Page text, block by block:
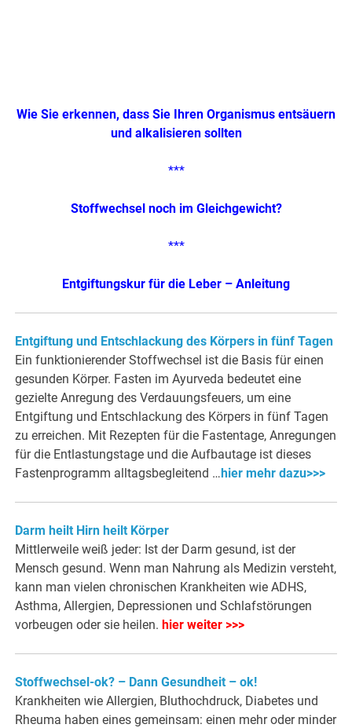
Wie Sie erkennen, dass Sie Ihren Organismus entsäuern
und alkalisieren sollten
***
Stoffwechsel noch im Gleichgewicht?
***
Entgiftungskur für die Leber – Anleitung
Entgiftung und Entschlackung des Körpers in fünf Tagen
Ein funktionierender Stoffwechsel ist die Basis für einen
gesunden Körper. Fasten im Ayurveda bedeutet eine
gezielte Anregung des Verdauungsfeuers, um eine
Entgiftung und Entschlackung des Körpers in fünf Tagen
zu erreichen. Mit Rezepten für die Fastentage, Anregungen
für die Entlastungstage und die Aufbautage ist dieses
Fastenprogramm alltagsbegleitend …hier mehr dazu>>>
Darm heilt Hirn heilt Körper
Mittlerweile weiß jeder: Ist der Darm gesund, ist der
Mensch gesund. Wenn man Nahrung als Medizin versteht,
kann man vielen chronischen Krankheiten wie ADHS,
Asthma, Allergien, Depressionen und Schlafstörungen
vorbeugen oder sie heilen.hier weiter >>>
Stoffwechsel-ok? – Dann Gesundheit – ok!
Krankheiten wie Allergien, Bluthochdruck, Diabetes und
Rheuma haben eines gemeinsam: einen mehr oder minder